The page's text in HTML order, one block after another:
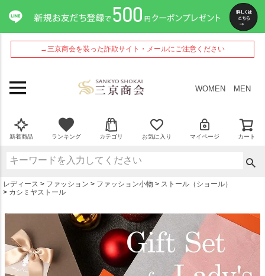
→三京商会を装った詐欺サイト・メールにご注意ください
WOMEN MEN
新着商品 ランキング カテゴリ お気に入り マイページ カート
レディース ファッション ファッション小物
ストール（ショール）
カシミヤストール
ペー
ジト
ップ
へ